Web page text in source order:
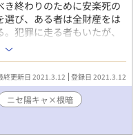
終わりのために安楽死の
び、ある者は全財産をは
犯罪に走る者もいたが、
村（かみむら）は登校す
てくる小筆（こふで）に
を学校から連れ出すことに
終更新日 2021.3.12 登録日 2021.3.12
ニセ陽キャ×根暗